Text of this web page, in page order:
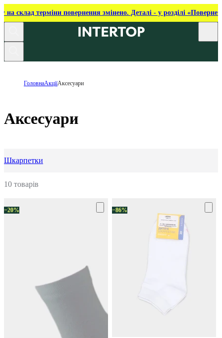
на склад терміни повернення змінено. Деталі - у розділі
ГоловнаАкціїАксесуари
Аксесуари
Шкарпетки
10 товарів
−20% −86%